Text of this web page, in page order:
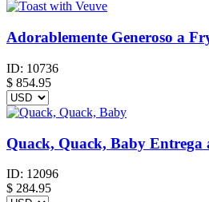
Adorablemente Generoso a
ID: 10736
$ 854.95
Quack, Quack, Baby Entrega
ID: 12096
$ 284.95